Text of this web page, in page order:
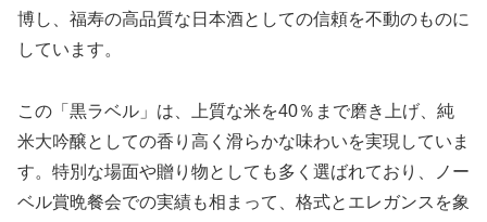
博し、福寿の高品質な日本酒としての信頼を不動のものに
しています。
この「黒ラベル」は、上質な米を40％まで磨き上げ、純
米大吟醸としての香り高く滑らかな味わいを実現していま
す。特別な場面や贈り物としても多く選ばれており、ノー
ベル賞晩餐会での実績も相まって、格式とエレガンスを象